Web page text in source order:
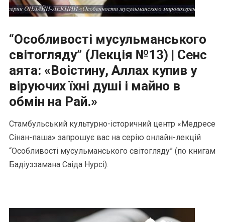
“Особливості мусульманського
світогляду” (Лекція №13) | Сенс
аята: «Воістину, Аллах купив у
віруючих їхні душі і майно в
обмін на Рай.»
Стамбульський культурно-історичний центр «Медресе
Сінан-паша» запрошує вас на серію онлайн-лекцій
“Особливості мусульманського світогляду” (по книгам
Бадіуззамана Саіда Нурсі).